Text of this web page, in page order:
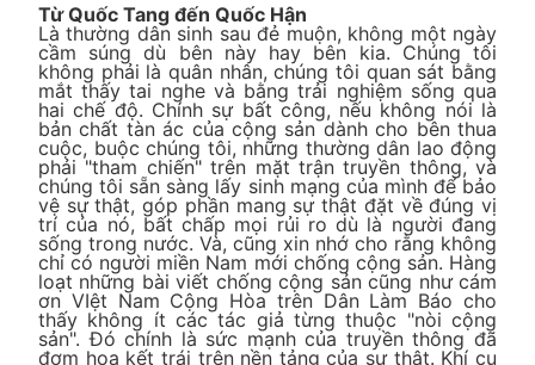
Từ Quốc Tang đến Quốc Hận
Là thường dân sinh sau đẻ muộn, không một ngày
cầm súng dù bên này hay bên kia. Chúng tôi
không phải là quân nhân, chúng tôi quan sát bằng
mắt thấy tai nghe và bằng trải nghiệm sống qua
hai chế độ. Chính sự bất công, nếu không nói là
bản chất tàn ác của cộng sản dành cho bên thua
cuộc, buộc chúng tôi, những thường dân lao động
phải "tham chiến" trên mặt trận truyền thông, và
chúng tôi sẵn sàng lấy sinh mạng của mình để bảo
vệ sự thật, góp phần mang sự thật đặt về đúng vị
trí của nó, bất chấp mọi rủi ro dù là người đang
sống trong nước. Và, cũng xin nhớ cho rằng không
chỉ có người miền Nam mới chống cộng sản. Hàng
loạt những bài viết chống cộng sản cũng như cám
ơn VIệt Nam Cộng Hòa trên Dân Làm Báo cho
thấy không ít các tác giả từng thuộc "nòi cộng
sản". Đó chính là sức mạnh của truyền thông đã
đơm hoa kết trái trên nền tảng của sự thật. Khí cụ